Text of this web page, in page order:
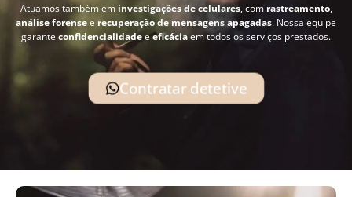
Atuamos também em investigações de celulares, com rastreamento,
análise forensee recuperação de mensagens apagadas. Nossa equipe
garante confidencialidadeeeficáciaem todos os serviços prestados.
Contratar detetive